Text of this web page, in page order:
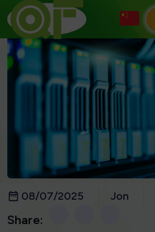
08/07/2025 Jon
Share: